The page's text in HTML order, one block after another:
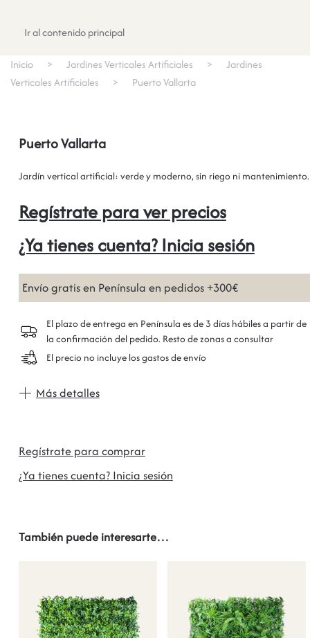
Ir al contenido principal
Inicio Jardines Verticales Artificiales
Jardines
Verticales Artificiales
Puerto Vallarta
Puerto Vallarta
Jardín vertical artificial: verde y moderno, sin riego ni mantenimiento.
Regístrate para ver precios
¿Ya tienes cuenta? Inicia sesión
Envío gratis en Península en pedidos +300€
El plazo de entrega en Península es de 3 días hábiles a partir de
la confirmación del pedido. Resto de zonas a consultar
El precio no incluye los gastos de envío
Más detalles
Regístrate para comprar
¿Ya tienes cuenta? Inicia sesión
También puede interesarte…